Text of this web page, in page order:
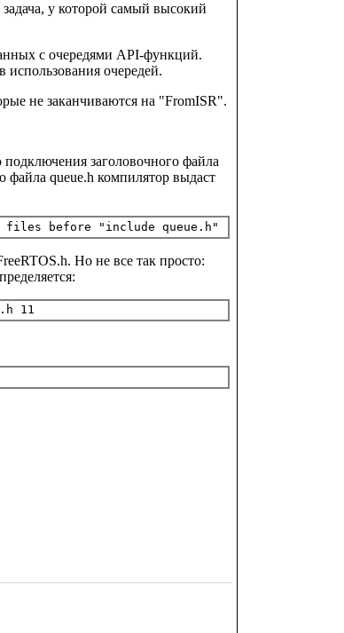
у которой самый высокий
с очередями API-функций.
очередей.
не заканчиваются на "FromISR".
заголовочного файла
queue.h компилятор выдаст
Но не все так просто: